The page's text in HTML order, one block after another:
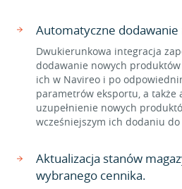
Automatyczne
Dwukierunkowa integracja
dodawanie nowych
ich w Navireo i po
parametrów eksportu, a także
uzupełnienie nowych
wcześniejszym ich dodaniu do
Aktualizacja stanów
wybranego cennika.